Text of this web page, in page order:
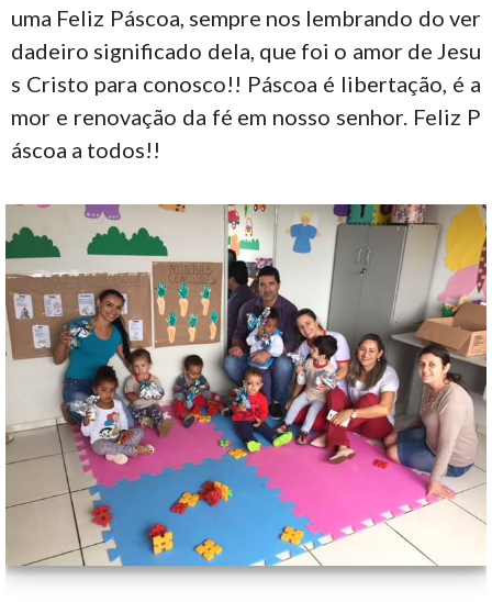
uma Feliz Páscoa, sempre nos lembrando do ver
dadeiro significado dela, que foi o amor de Jesu
s Cristo para conosco!! Páscoa é libertação, é a
mor e renovação da fé em nosso senhor. Feliz P
áscoa a todos!!